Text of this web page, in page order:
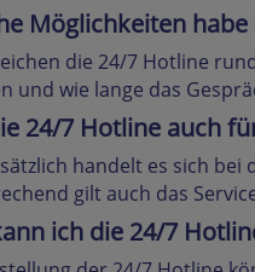
Möglichkeiten
die 24/7 Hotline
und wie lange das
24/7 Hotline auch
handelt es sich bei
gilt auch das
ich die 24/7